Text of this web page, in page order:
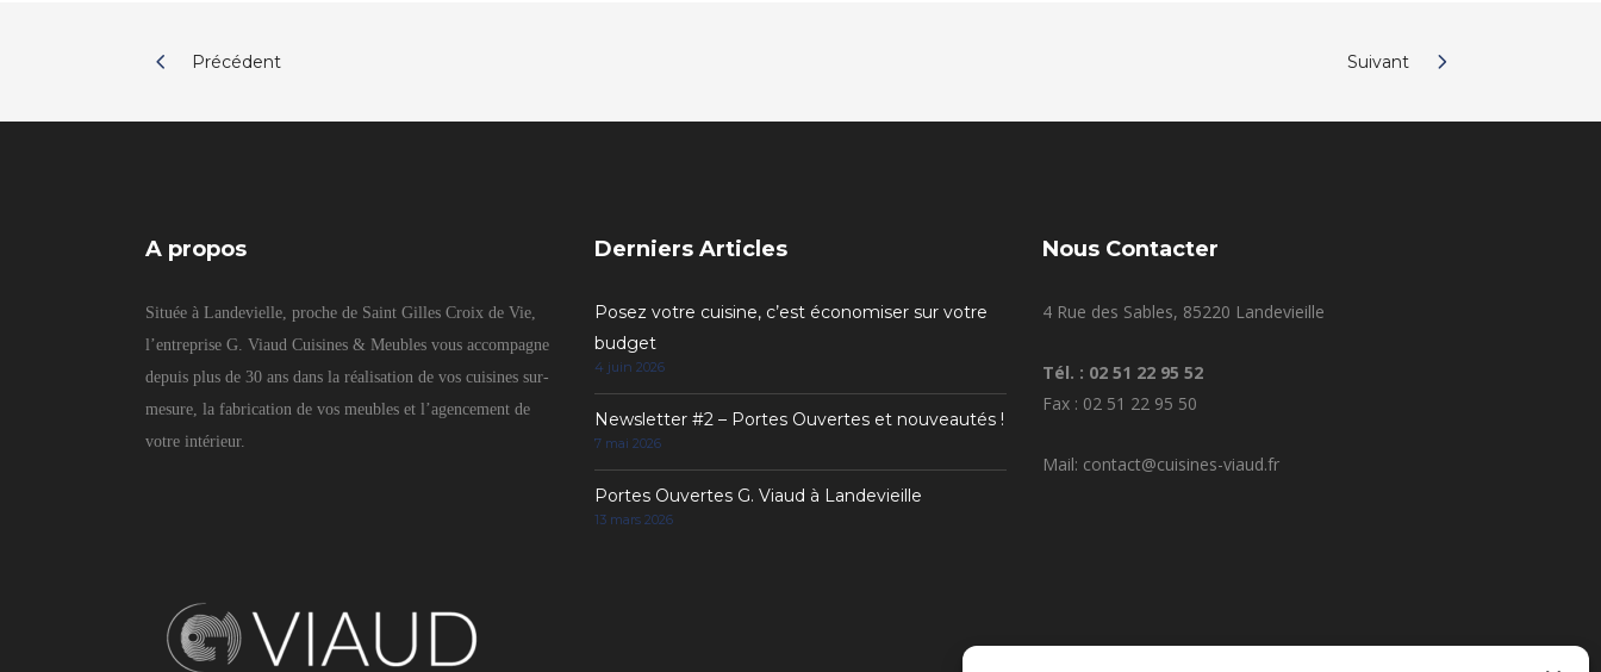
Précédent Suivant
A propos
Située à Landevielle, proche de Saint Gilles Croix de Vie,
l’entreprise G. Viaud Cuisines & Meubles vous accompagne
depuis plus de 30 ans dans la réalisation de vos cuisines sur-
mesure, la fabrication de vos meubles et l’agencement de
votre intérieur.
Derniers Articles
Posez votre cuisine, c’est économiser sur votre
budget
4 juin 2026
Newsletter #2 – Portes Ouvertes et nouveautés !
7 mai 2026
Portes Ouvertes G. Viaud à Landevieille
13 mars 2026
Nous Contacter
4 Rue des Sables, 85220 Landevieille
Tél. : 02 51 22 95 52
Fax : 02 51 22 95 50
Mail: contact@cuisines-viaud.fr